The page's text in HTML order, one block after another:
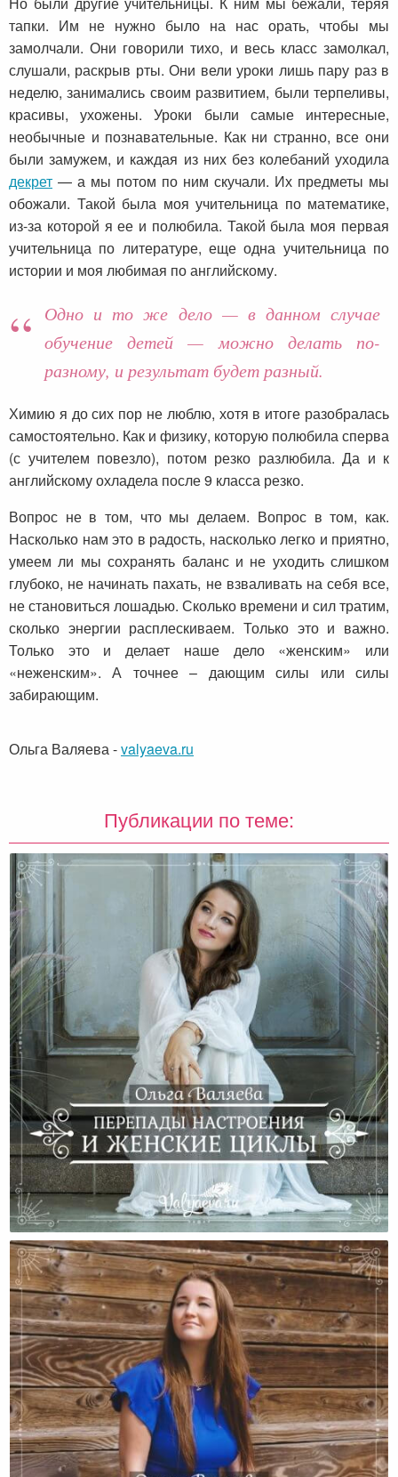
тапки. Им не нужно было на нас орать, чтобы мы
замолчали. Они говорили тихо, и весь класс замолкал,
слушали, раскрыв рты. Они вели уроки лишь пару раз в
неделю, занимались своим развитием, были терпеливы,
красивы, ухожены. Уроки были самые интересные,
необычные и познавательные. Как ни странно, все они
были замужем, и каждая из них без колебаний уходила
декрет — а мы потом по ним скучали. Их предметы мы
обожали. Такой была моя учительница по математике,
из-за которой я ее и полюбила. Такой была моя первая
учительница по литературе, еще одна учительница по
истории и моя любимая по английскому.
Одно и то же дело — в данном случае
обучение детей — можно делать по-
разному, и результат будет разный.
Химию я до сих пор не люблю, хотя в итоге разобралась
самостоятельно. Как и физику, которую полюбила сперва
(с учителем повезло), потом резко разлюбила. Да и к
английскому охладела после 9 класса резко.
Вопрос не в том, что мы делаем. Вопрос в том, как.
Насколько нам это в радость, насколько легко и приятно,
умеем ли мы сохранять баланс и не уходить слишком
глубоко, не начинать пахать, не взваливать на себя все,
не становиться лошадью. Сколько времени и сил тратим,
сколько энергии расплескиваем. Только это и важно.
Только это и делает наше дело «женским» или
«неженским». А точнее – дающим силы или силы
забирающим.
Ольга Валяева-valyaeva.ru
Публикации по теме:
Перепады Настроения И Женские Циклы